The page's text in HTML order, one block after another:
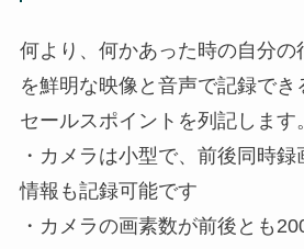
何より、何かあった時の自分の
を鮮明な映像と音声で記録でき
セールスポイントを列記します。
・カメラは小型で、前後同時
情報も記録可能です
・カメラの画素数が前後とも